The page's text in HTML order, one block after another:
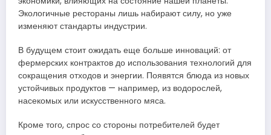
Экологичные рестораны лишь набирают силу, но уже
изменяют стандарты индустрии.
В будущем стоит ожидать еще больше инноваций: от
фермерских контрактов до использования технологий для
сокращения отходов и энергии. Появятся блюда из новых
устойчивых продуктов — например, из водорослей,
насекомых или искусственного мяса.
Кроме того, спрос со стороны потребителей будет